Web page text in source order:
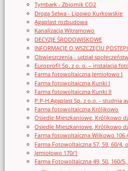
Tymbark - Zbiornik CO2
Droga Selwa - Lipowo Kurkowskie
Agaplast rozbudowa
Kanalizacja Witramowo
DECYZJE ŚRODOWISKOWE
INFORMACJE O WSZCZĘCIU
Obwieszczenia - udział
Europrofil Sp. z o. o. – instalacja
Farma fotowoltaiczna Jemiołowo I
Farma fotowoltaiczna Kunki I
Farma fotowoltaiczna Kunki II
P.P-H.Agaplast Sp. z o.o. - studnia
Farma fotowoltaiczna Królikowo
Osiedle Mieszkaniowe, Królikowo
Osiedle Mieszkaniowe, Królikowo
Farma fotowoltaiczna Wilkowo 106-
Farma Fotowoltaiczna 57, 59, 60/4,
Jemiołowo 170/1
Farma Fotowoltaiczna 49, 50, 160/5,